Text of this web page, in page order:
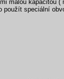
malou kapacitou (
použít speciální